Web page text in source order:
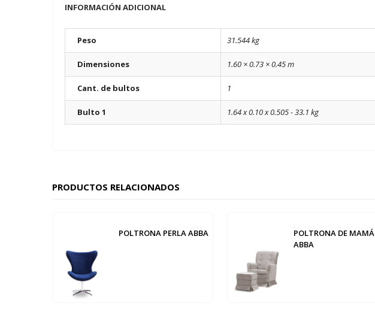
INFORMACIÓN ADICIONAL
Peso 31.544 kg
Dimensiones 1.60 × 0.73 × 0.45 m
Cant. de bultos 1
Bulto 1 1.64 x 0.10 x 0.505 - 33.1 kg
PRODUCTOS RELACIONADOS
POLTRONA PERLA ABBA
POLTRONA DE MAMÁ
ABBA